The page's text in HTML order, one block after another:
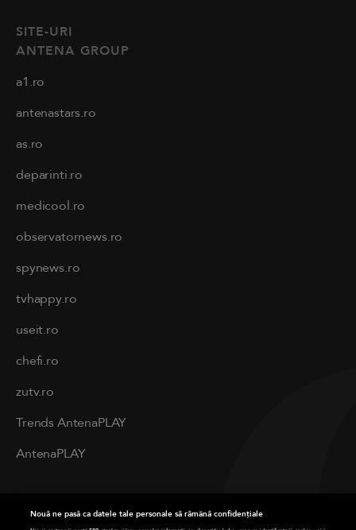
SITE-URI
ANTENA GROUP
a1.ro
antenastars.ro
as.ro
deparinti.ro
medicool.ro
observatornews.ro
spynews.ro
tvhappy.ro
useit.ro
chefi.ro
zutv.ro
Trends AntenaPLAY
AntenaPLAY
Nouă ne pasă ca datele tale personale să rămână confidențiale